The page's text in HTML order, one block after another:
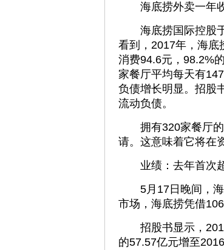
海底捞外卖一年
海底捞国际控股于
看到，2017年，海底
消费94.6元，98.2%
家餐厅平均每天有
负债增长明显。招股
流动负债。
拥有320家餐厅的
请。这意味着它将在
业绩：去年首次
5月17日晚间，海
市场，海底捞凭借
招股书显示，2017
的57.57亿元增至